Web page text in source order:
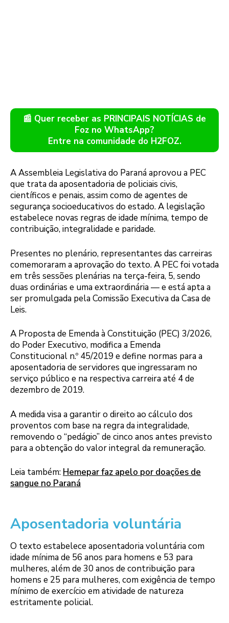
📰 Quer receber as PRINCIPAIS NOTÍCIAS de
Foz no WhatsApp?
Entre na comunidade do H2FOZ.
A Assembleia Legislativa do Paraná aprovou a PEC
que trata da aposentadoria de policiais civis,
científicos e penais, assim como de agentes de
segurança socioeducativos do estado. A legislação
estabelece novas regras de idade mínima, tempo de
contribuição, integralidade e paridade.
Presentes no plenário, representantes das carreiras
comemoraram a aprovação do texto. A PEC foi votada
em três sessões plenárias na terça-feira, 5, sendo
duas ordinárias e uma extraordinária — e está apta a
ser promulgada pela Comissão Executiva da Casa de
Leis.
A Proposta de Emenda à Constituição (PEC) 3/2026,
do Poder Executivo, modifica a Emenda
Constitucional n.º 45/2019 e define normas para a
aposentadoria de servidores que ingressaram no
serviço público e na respectiva carreira até 4 de
dezembro de 2019.
A medida visa a garantir o direito ao cálculo dos
proventos com base na regra da integralidade,
removendo o “pedágio” de cinco anos antes previsto
para a obtenção do valor integral da remuneração.
Leia também: Hemepar faz apelo por doações de
sangue no Paraná
Aposentadoria voluntária
O texto estabelece aposentadoria voluntária com
idade mínima de 56 anos para homens e 53 para
mulheres, além de 30 anos de contribuição para
homens e 25 para mulheres, com exigência de tempo
mínimo de exercício em atividade de natureza
estritamente policial.